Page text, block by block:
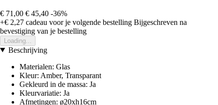
€ 71,00 € 45,40 -36%
+€ 2,27 cadeau voor je volgende bestelling Bijgeschreven na
bevestiging van je bestelling
Loading...
Beschrijving
Materialen: Glas
Kleur: Amber, Transparant
Gekleurd in de massa: Ja
Kleurvariatie: Ja
Afmetingen: ø20xh16cm